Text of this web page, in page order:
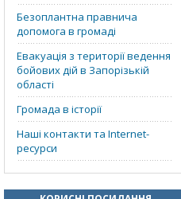
Безоплантна правнича
допомога в громаді
Евакуація з території ведення
бойових дій в Запорізькій
області
Громада в історії
Наші контакти та Internet-
ресурси